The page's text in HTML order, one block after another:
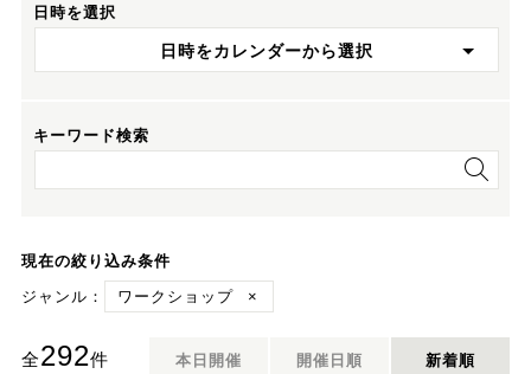
日時を選択
日時をカレンダーから選択
キーワード検索
現在の絞り込み条件
ジャンル：
ワークショップ ×
全292件 本日開催 開催日順 新着順